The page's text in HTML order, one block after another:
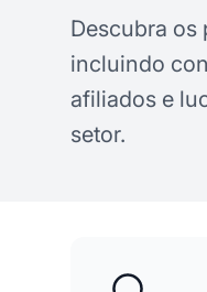
Descubra os
incluindo
afiliados e
setor.